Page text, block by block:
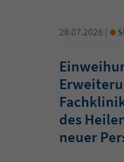
28.07.2026 | •
des
neuer